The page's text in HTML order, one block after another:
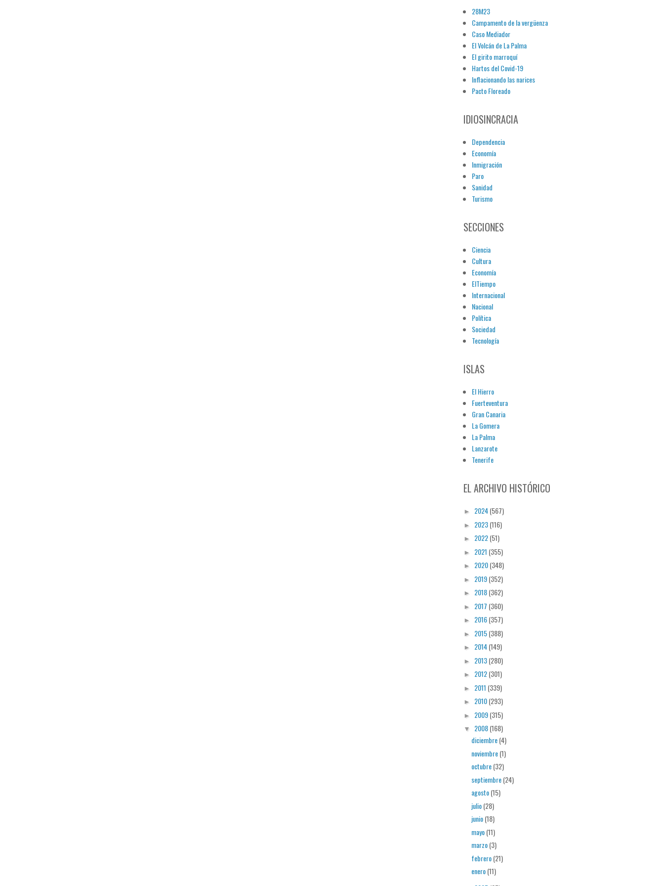
28M23
Campamento de la vergüenza
Caso Mediador
El Volcán de La Palma
El girito marroquí
Hartos del Covid-19
Inflacionando las narices
Pacto Floreado
IDIOSINCRACIA
Dependencia
Economía
Inmigración
Paro
Sanidad
Turismo
SECCIONES
Ciencia
Cultura
Economía
ElTiempo
Internacional
Nacional
Política
Sociedad
Tecnología
ISLAS
El Hierro
Fuerteventura
Gran Canaria
La Gomera
La Palma
Lanzarote
Tenerife
EL ARCHIVO HISTÓRICO
► 2024(567)
► 2023(116)
► 2022(51)
► 2021 (355)
► 2020(348)
► 2019(352)
► 2018(362)
► 2017 (360)
► 2016(357)
► 2015(388)
► 2014(149)
► 2013(280)
► 2012(301)
► 2011 (339)
► 2010(293)
► 2009(315)
▼ 2008(168)
diciembre(4)
noviembre(1)
octubre(32)
septiembre(24)
agosto(15)
julio(28)
junio(18)
mayo(11)
marzo(3)
febrero(21)
enero(11)